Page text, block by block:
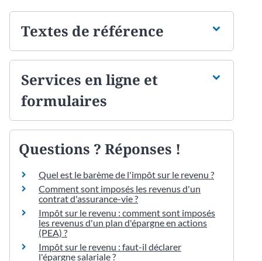
Textes de référence
Services en ligne et
formulaires
Questions ? Réponses !
Quel est le barème de l'impôt sur le revenu ?
Comment sont imposés les revenus d'un
contrat d'assurance-vie ?
Impôt sur le revenu : comment sont imposés
les revenus d'un plan d'épargne en actions
(PEA) ?
Impôt sur le revenu : faut-il déclarer
l'épargne salariale ?